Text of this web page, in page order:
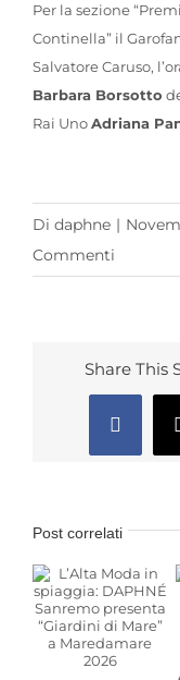
Per la sezione
Continella” il
Salvatore Caruso,
Barbara Borsotto
Rai UnoAdriana
Di daphne |
Commenti
Share This
Post correlati